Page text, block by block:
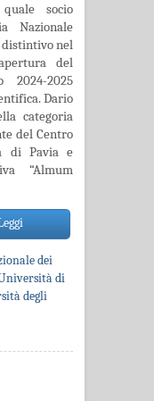
socio
Nazionale
nel
del
2024-2025
Dario
categoria
del Centro
di Pavia e
“Almum
dei
di
degli